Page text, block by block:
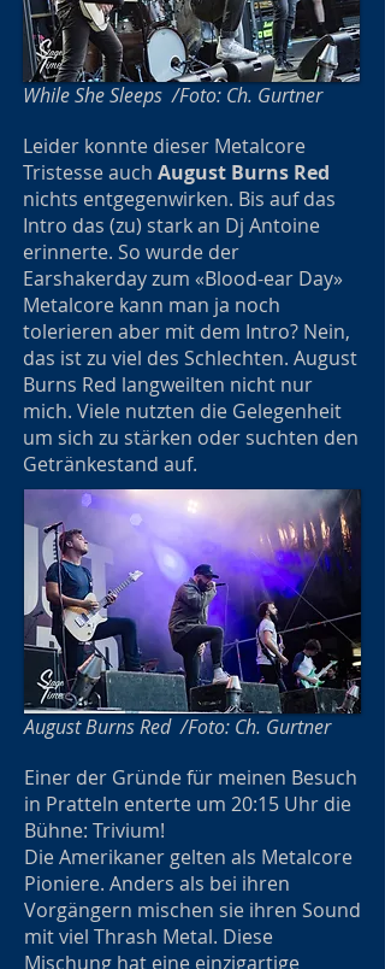
While She Sleeps /Foto: Ch. Gurtner
Leider konnte dieser Metalcore
Tristesse auch August Burns Red
nichts entgegenwirken. Bis auf das
Intro das (zu) stark an Dj Antoine
erinnerte. So wurde der
Earshakerday zum «Blood-ear Day»
Metalcore kann man ja noch
tolerieren aber mit dem Intro? Nein,
das ist zu viel des Schlechten. August
Burns Red langweilten nicht nur
mich. Viele nutzten die Gelegenheit
um sich zu stärken oder suchten den
Getränkestand auf.
August Burns Red /Foto: Ch. Gurtner
Einer der Gründe für meinen Besuch
in Pratteln enterte um 20:15 Uhr die
Bühne: Trivium!
Die Amerikaner gelten als Metalcore
Pioniere. Anders als bei ihren
Vorgängern mischen sie ihren Sound
mit viel Thrash Metal. Diese
Mischung hat eine einzigartige